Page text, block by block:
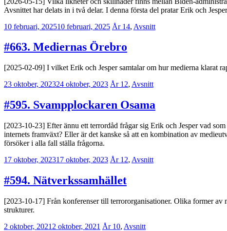
Avsnittet har delats in i två delar. I denna första del pratar Erik och
10 februari, 202510 februari, 2025 Jesper
År 14, Avsnitt
#663. Mediernas Örebro
[2025-02-09] I vilket Erik och Jesper samtalar om hur medierna klarat
23 oktober, 202324 oktober, 2023 Jesper
År 12, Avsnitt
#595. Svampplockaren Osama
[2023-10-23] Efter ännu ett terrordåd frågar sig Erik och Jesper vad
internets framväxt? Eller är det kanske så att en kombination av
försöker i alla fall ställa frågorna.
17 oktober, 202317 oktober, 2023 Erik
År 12, Avsnitt
#594. Nätverkssamhället
[2023-10-17] Från konferenser till terrororganisationer. Olika former av
strukturer.
2 oktober, 2021 2 oktober, 2021 Erik
År 10, Avsnitt